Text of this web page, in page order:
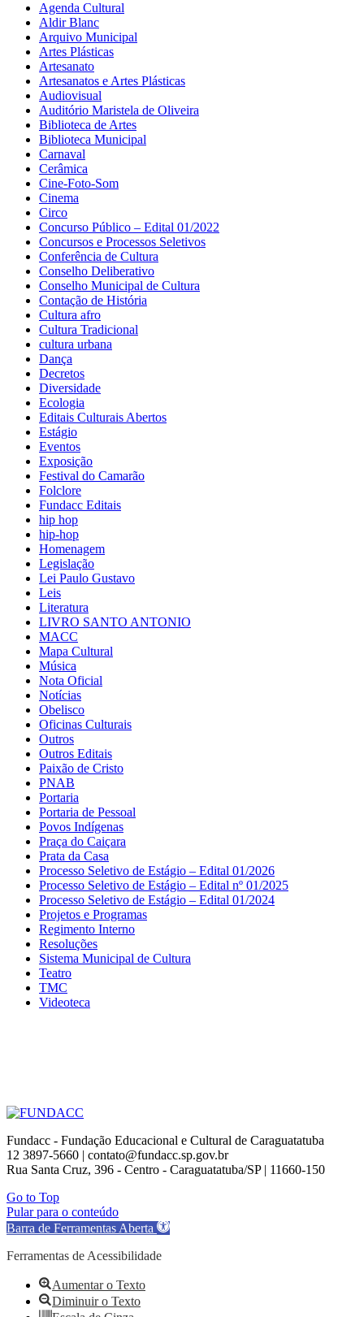
Agenda Cultural
Aldir Blanc
Arquivo Municipal
Artes Plásticas
Artesanato
Artesanatos e Artes Plásticas
Audiovisual
Auditório Maristela de Oliveira
Biblioteca de Artes
Biblioteca Municipal
Carnaval
Cerâmica
Cine-Foto-Som
Cinema
Circo
Concurso Público – Edital 01/2022
Concursos e Processos Seletivos
Conferência de Cultura
Conselho Deliberativo
Conselho Municipal de Cultura
Contação de História
Cultura afro
Cultura Tradicional
cultura urbana
Dança
Decretos
Diversidade
Ecologia
Editais Culturais Abertos
Estágio
Eventos
Exposição
Festival do Camarão
Folclore
Fundacc Editais
hip hop
hip-hop
Homenagem
Legislação
Lei Paulo Gustavo
Leis
Literatura
LIVRO SANTO ANTONIO
MACC
Mapa Cultural
Música
Nota Oficial
Notícias
Obelisco
Oficinas Culturais
Outros
Outros Editais
Paixão de Cristo
PNAB
Portaria
Portaria de Pessoal
Povos Indígenas
Praça do Caiçara
Prata da Casa
Processo Seletivo de Estágio – Edital 01/2026
Processo Seletivo de Estágio – Edital nº 01/2025
Processo Seletivo de Estágio – Edital 01/2024
Projetos e Programas
Regimento Interno
Resoluções
Sistema Municipal de Cultura
Teatro
TMC
Videoteca
Fundacc - Fundação Educacional e Cultural de Caraguatatuba
12 3897-5660 | contato@fundacc.sp.gov.br
Rua Santa Cruz, 396 - Centro - Caraguatatuba/SP | 11660-150
Go to Top
Pular para o conteúdo
Barra de Ferramentas Aberta
Ferramentas de Acessibilidade
Aumentar o Texto
Diminuir o Texto